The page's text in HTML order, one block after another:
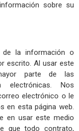
sobre su
de la información o
escrito. Al usar este
parte de las
electrónicas. Nos
electrónico o le
en esta página web.
en usar este medio
que todo contrato,